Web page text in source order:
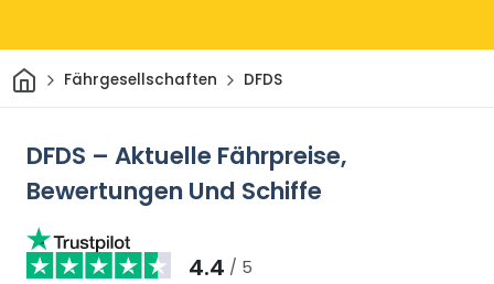
HeimFährgesellschaften DFDS
DFDS – Aktuelle Fährpreise,
Bewertungen Und Schiffe
4.4 / 5